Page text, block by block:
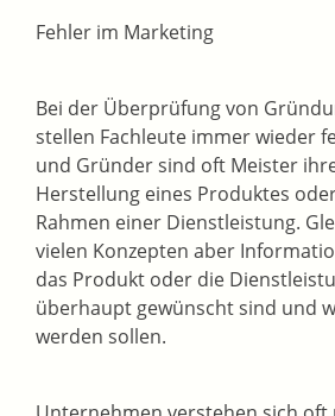
Fehler im Marketing
Bei der Überprüfung von
stellen Fachleute immer wieder
und Gründer sind oft Meister
Herstellung eines Produktes
Rahmen einer Dienstleistung.
vielen Konzepten aber
das Produkt oder die
überhaupt gewünscht sind und
werden sollen.